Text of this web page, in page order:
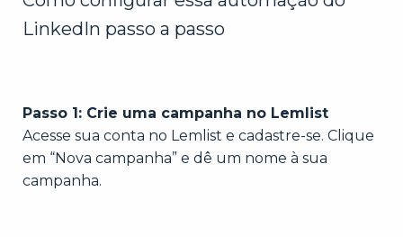
LinkedIn passo a passo
Passo 1: Crie uma campanha no Lemlist
Acesse sua conta no Lemlist e cadastre-se. Clique
em “Nova campanha” e dê um nome à sua
campanha.